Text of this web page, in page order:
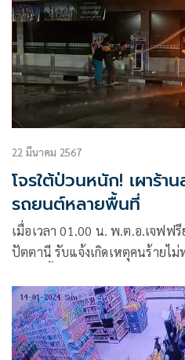
22 มีนาคม 2567
โจรใต้ป่วนหนัก! เผาร้า
รถยนต์หลายพื้นที่
เมื่อเวลา 01.00 น. พ.ต.อ.เจฟฟ
ปัตตานี รับแจ้งเกิดเหตุคนร้ายไ